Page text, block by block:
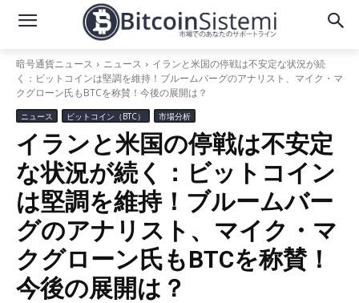
暗号通貨ニュース ニュース
イランと米国の停戦は不安定な状況が続
く：ビットコインは堅調を維持！ブルームバーグのアナリスト、マイク・マ
クグローン氏もBTCを称賛！今後の展開は？
ニュース ビットコイン（BTC） 市場分析
イランと米国の停戦は不安定
な状況が続く：ビットコイン
は堅調を維持！ブルームバー
グのアナリスト、マイク・マ
クグローン氏もBTCを称賛！
今後の展開は？